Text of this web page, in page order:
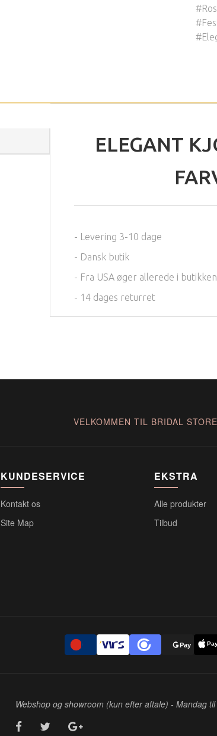
ELEGANT
- Levering 3-10 dage
- Dansk butik
- Fra USA øger allerede i
- 14 dages returret
VELKOMMEN TIL BRIDAL STORE
KUNDESERVICE
Kontakt os
Site Map
EKSTRA
Alle produkter
Tilbud
D Pay
Webshop og showroom (kun efter aftale) - Mandag